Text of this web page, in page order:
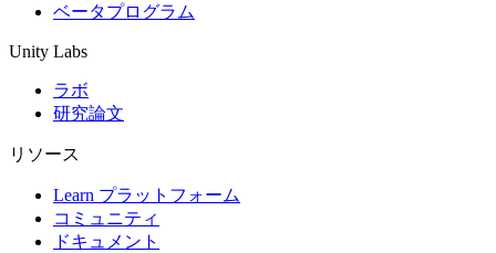
ベータプログラム
Unity Labs
ラボ
研究論文
リソース
Learn プラットフォーム
コミュニティ
ドキュメント